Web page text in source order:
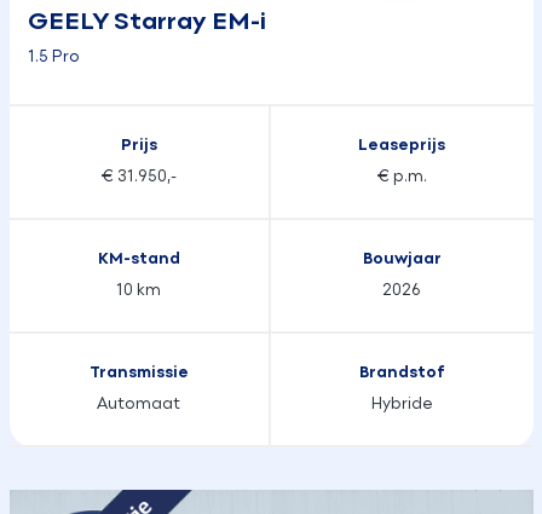
GEELY Starray EM-i
1.5 Pro
Prijs
€ 31.950,-
Leaseprijs
€ p.m.
KM-stand
10 km
Bouwjaar
2026
Transmissie
Automaat
Brandstof
Hybride